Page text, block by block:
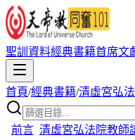
聖訓資料經典書籍首席文
首頁/經典書籍/清虛宮弘
前言 清虛宮弘法院教